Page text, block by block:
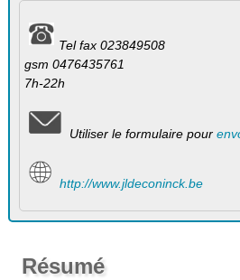
Tel fax 023849508
gsm 0476435761
7h-22h
Utiliser le formulaire pour
http://www.jldeconinck.be
Résumé